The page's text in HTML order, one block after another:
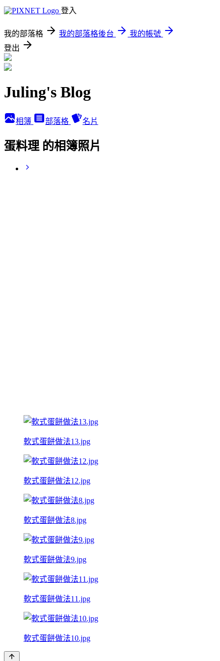
登入
我的部落格 我的部落格後台
我的帳號
登出
Juling's Blog
相簿 部落格 名片
蛋料理 的相簿照片
軟式蛋餅做法13.jpg
軟式蛋餅做法12.jpg
軟式蛋餅做法8.jpg
軟式蛋餅做法9.jpg
軟式蛋餅做法11.jpg
軟式蛋餅做法10.jpg